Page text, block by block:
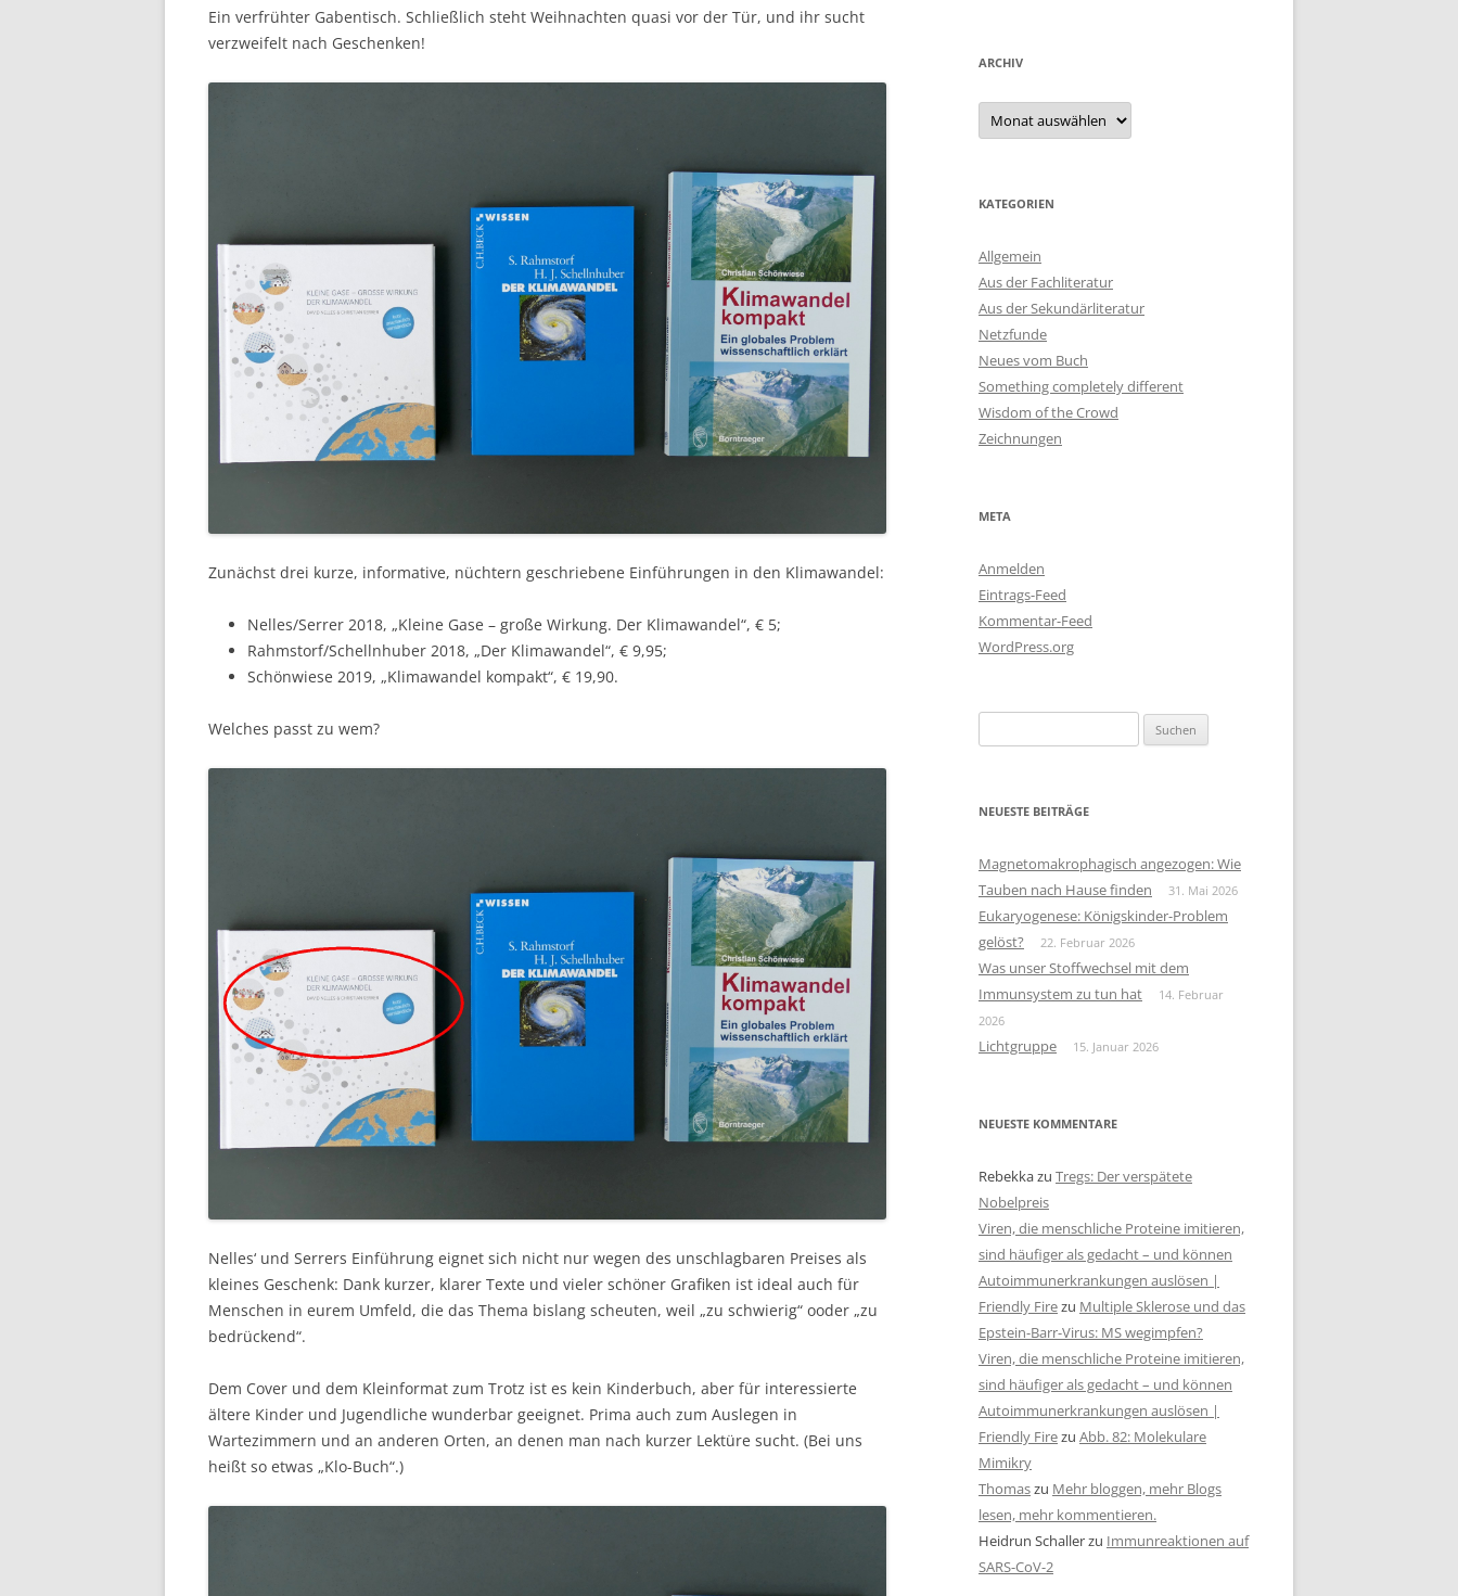
Ein verfrühter Gabentisch. Schließlich steht Weihnachten quasi vor der Tür, und ihr sucht
verzweifelt nach Geschenken!
Zunächst drei kurze, informative, nüchtern geschriebene Einführungen in den Klimawandel:
Nelles/Serrer 2018, „Kleine Gase – große Wirkung. Der Klimawandel“, € 5;
Rahmstorf/Schellnhuber 2018, „Der Klimawandel“, € 9,95;
Schönwiese 2019, „Klimawandel kompakt“, € 19,90.
Welches passt zu wem?
Nelles‘ und Serrers Einführung eignet sich nicht nur wegen des unschlagbaren Preises als
kleines Geschenk: Dank kurzer, klarer Texte und vieler schöner Grafiken ist ideal auch für
Menschen in eurem Umfeld, die das Thema bislang scheuten, weil „zu schwierig“ ooder „zu
bedrückend“.
Dem Cover und dem Kleinformat zum Trotz ist es kein Kinderbuch, aber für interessierte
ältere Kinder und Jugendliche wunderbar geeignet. Prima auch zum Auslegen in
Wartezimmern und an anderen Orten, an denen man nach kurzer Lektüre sucht. (Bei uns
heißt so etwas „Klo-Buch“.)
ARCHIV
Archiv
KATEGORIEN
Allgemein
Aus der Fachliteratur
Aus der Sekundärliteratur
Netzfunde
Neues vom Buch
Something completely different
Wisdom of the Crowd
Zeichnungen
META
Anmelden
Eintrags-Feed
Kommentar-Feed
WordPress.org
nach:
NEUESTE BEITRÄGE
Magnetomakrophagisch angezogen: Wie
Tauben nach Hause finden
31. Mai 2026
Eukaryogenese: Königskinder-Problem
gelöst?
22. Februar 2026
Was unser Stoffwechsel mit dem
Immunsystem zu tun hat
14. Februar
2026
Lichtgruppe 15. Januar 2026
NEUESTE KOMMENTARE
Rebekkazu Tregs: Der verspätete
Nobelpreis
Viren, die menschliche Proteine imitieren,
sind häufiger als gedacht – und können
Autoimmunerkrankungen auslösen |
Friendly Firezu Multiple Sklerose und das
Epstein-Barr-Virus: MS wegimpfen?
Viren, die menschliche Proteine imitieren,
sind häufiger als gedacht – und können
Autoimmunerkrankungen auslösen |
Friendly Firezu Abb. 82: Molekulare
Mimikry
Thomaszu Mehr bloggen, mehr Blogs
lesen, mehr kommentieren.
Heidrun Schallerzu Immunreaktionen auf
SARS-CoV-2